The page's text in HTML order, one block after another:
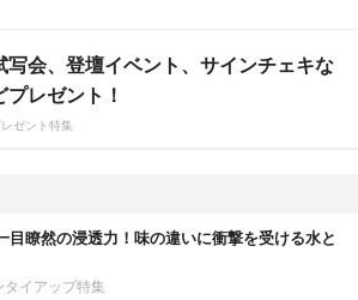
写会、登壇イベント、サインチェキな
プレゼント！
ゼント特集
目瞭然の浸透力！味の違いに衝撃を受ける水と
タイアップ特集